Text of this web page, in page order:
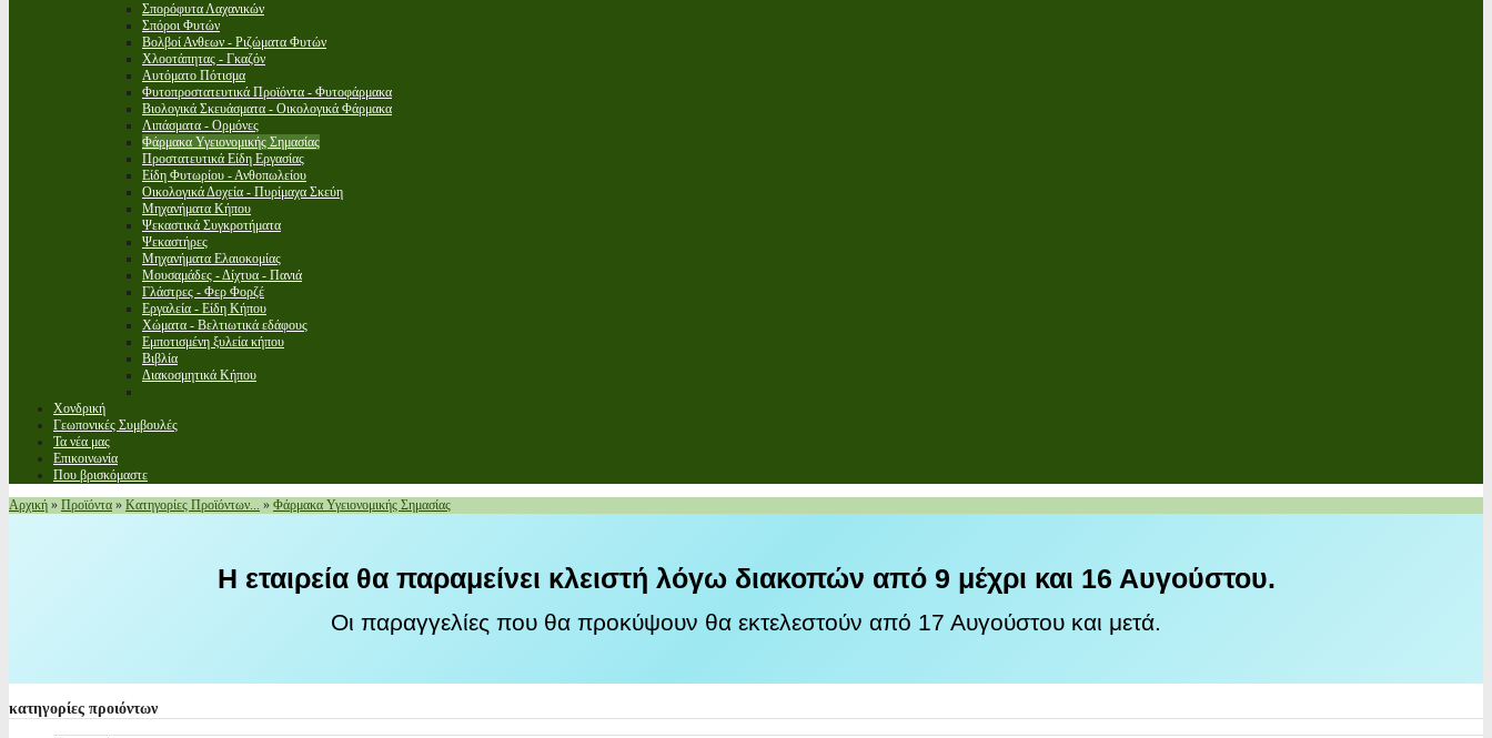
Σπορόφυτα Λαχανικών
Σπόροι Φυτών
Βολβοί Ανθεων - Ριζώματα Φυτών
Χλοοτάπητας - Γκαζόν
Αυτόματο Πότισμα
Φυτοπροστατευτικά Προϊόντα - Φυτοφάρμακα
Βιολογικά Σκευάσματα - Οικολογικά Φάρμακα
Λιπάσματα - Ορμόνες
Φάρμακα Υγειονομικής Σημασίας
Προστατευτικά Είδη Εργασίας
Είδη Φυτωρίου - Ανθοπωλείου
Οικολογικά Δοχεία - Πυρίμαχα Σκεύη
Μηχανήματα Κήπου
Ψεκαστικά Συγκροτήματα
Ψεκαστήρες
Μηχανήματα Ελαιοκομίας
Μουσαμάδες - Δίχτυα - Πανιά
Γλάστρες - Φερ Φορζέ
Εργαλεία - Είδη Κήπου
Χώματα - Βελτιωτικά εδάφους
Εμποτισμένη ξυλεία κήπου
Βιβλία
Διακοσμητικά Κήπου
Χονδρική
Γεωπονικές Συμβουλές
Τα νέα μας
Επικοινωνία
Που βρισκόμαστε
Αρχική » Προϊόντα » Κατηγορίες Προϊόντων... » Φάρμακα Υγειονομικής Σημασίας
Η εταιρεία θα παραμείνει κλειστή λόγω διακοπών από 9 μέχρι και 16 Αυγούστου.
Οι παραγγελίες που θα προκύψουν θα εκτελεστούν από 17 Αυγούστου και μετά.
κατηγορίες προιόντων